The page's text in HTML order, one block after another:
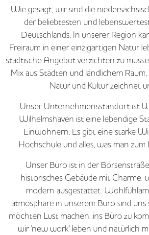
Wie gesagt, wir sind die
der beliebtesten und
Deutschlands. In unserer Region
Freiraum in einer einzigartigen Natur
städtische Angebot verzichten zu
Mix aus Städten und ländlichem Raum,
Natur und Kultur zeichnet
Unser Unternehmensstandort ist
Wilhelmshaven ist eine lebendige
Einwohnern. Es gibt eine starke
Hochschule und alles, was man zum
Unser Büro ist in der
historisches Gebäude mit Charme,
modern ausgestattet.
atmosphäre in unserem Büro sind
möchten Lust machen, ins Büro zu
wir 'new work' leben und natürlich